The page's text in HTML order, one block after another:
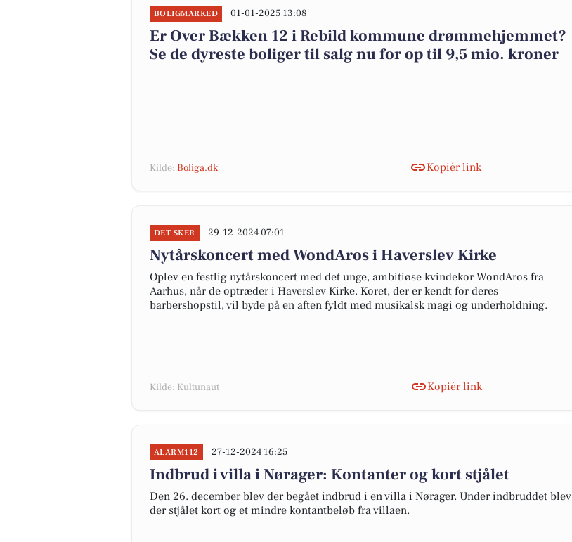
BOLIGMARKED 01-01-2025 13:08
Er Over Bækken 12 i Rebild kommune drømmehjemmet?
Se de dyreste boliger til salg nu for op til 9,5 mio. kroner
Kilde: Boliga.dk Kopiér link
DET SKER 29-12-2024 07:01
Nytårskoncert med WondAros i Haverslev Kirke
Oplev en festlig nytårskoncert med det unge, ambitiøse kvindekor WondAros fra
Aarhus, når de optræder i Haverslev Kirke. Koret, der er kendt for deres
barbershopstil, vil byde på en aften fyldt med musikalsk magi og underholdning.
Kilde: Kultunaut Kopiér link
ALARM112 27-12-2024 16:25
Indbrud i villa i Nørager: Kontanter og kort stjålet
Den 26. december blev der begået indbrud i en villa i Nørager. Under indbruddet blev
der stjålet kort og et mindre kontantbeløb fra villaen.